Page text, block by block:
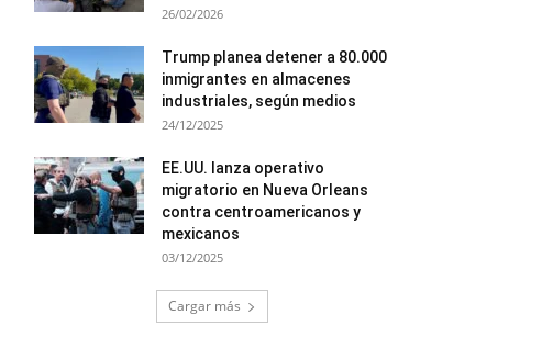
26/02/2026
Trump planea detener a 80.000
inmigrantes en almacenes
industriales, según medios
24/12/2025
EE.UU. lanza operativo
migratorio en Nueva Orleans
contra centroamericanos y
mexicanos
03/12/2025
Cargar más